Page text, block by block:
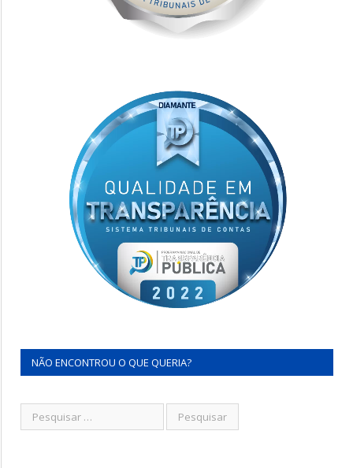
NÃO ENCONTROU O QUE QUERIA?